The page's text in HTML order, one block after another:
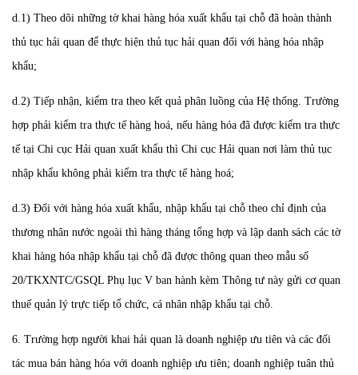
d.1) Theo dõi những tờ khai hàng hóa xuất khẩu tại chỗ đã hoàn thành
thủ tục hải quan để thực hiện thủ tục hải quan đối với hàng hóa nhập
khẩu;
d.2) Tiếp nhận, kiểm tra theo kết quả phân luồng của Hệ thống. Trường
hợp phải kiểm tra thực tế hàng hoá, nếu hàng hóa đã được kiểm tra thực
tế tại Chi cục Hải quan xuất khẩu thì Chi cục Hải quan nơi làm thủ tục
nhập khẩu không phải kiểm tra thực tế hàng hoá;
d.3) Đối với hàng hóa xuất khẩu, nhập khẩu tại chỗ theo chỉ định của
thương nhân nước ngoài thì hàng tháng tổng hợp và lập danh sách các tờ
khai hàng hóa nhập khẩu tại chỗ đã được thông quan theo mẫu số
20/TKXNTC/GSQL Phụ lục V ban hành kèm Thông tư này gửi cơ quan
thuế quản lý trực tiếp tổ chức, cá nhân nhập khẩu tại chỗ.
6. Trường hợp người khai hải quan là doanh nghiệp ưu tiên và các đối
tác mua bán hàng hóa với doanh nghiệp ưu tiên; doanh nghiệp tuân thủ